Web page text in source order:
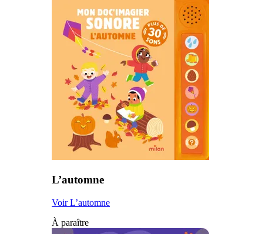
L’automne
Voir L’automne
À paraître